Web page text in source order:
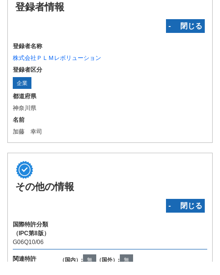
登録者情報
‐ 閉じる
登録者名称
株式会社ＰＬＭレボリューション
登録者区分
企業
都道府県
神奈川県
名前
加藤 幸司
その他の情報
‐ 閉じる
国際特許分類
（IPC第8版）
G06Q10/06
関連特許 （国内）: 無 （国外）: 無